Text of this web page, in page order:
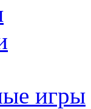
игры